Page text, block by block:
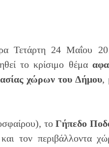
Τετάρτη 24 Μαΐου
το κρίσιμο θέμα
χώρων του Δήμου,
τοΓήπεδο
τον περιβάλλοντα